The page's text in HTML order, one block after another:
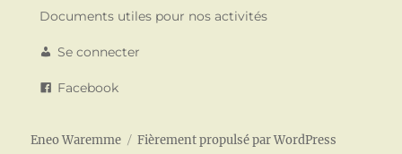
Documents utiles pour nos activités
Se connecter
Facebook
Eneo Waremme Fièrement propulsé par WordPress